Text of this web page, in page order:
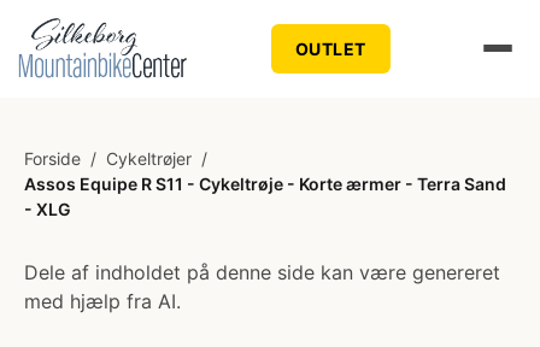
OUTLET
Forside / Cykeltrøjer /
Assos Equipe R S11 - Cykeltrøje - Korte ærmer - Terra Sand
- XLG
Dele af indholdet på denne side kan være genereret
med hjælp fra AI.